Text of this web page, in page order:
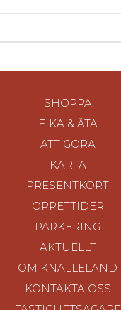
SHOPPA
FIKA & ÄTA
ATT GÖRA
KARTA
PRESENTKORT
ÖPPETTIDER
PARKERING
AKTUELLT
OM KNALLELAND
KONTAKTA OSS